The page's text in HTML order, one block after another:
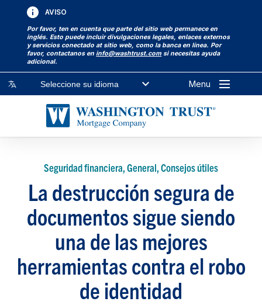
AVISO
Por favor, ten en cuenta que parte del sitio web permanece en
inglés. Esto puede incluir divulgaciones legales, enlaces externos
y servicios conectado at sitio web, como la banca en línea. Por
favor, contactanos eninfo@washtrust.com si necesitas ayuda
adicional.
Seleccione su idioma Menu
Seguridad financiera, General, Consejos útiles
La destrucción segura de
documentos sigue siendo
una de las mejores
herramientas contra el robo
de identidad